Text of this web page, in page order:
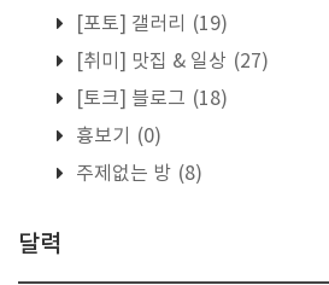
[포토] 갤러리
(19)
[취미] 맛집 & 일상 (27)
[토크] 블로그 (18)
흉보기
(0)
주제없는 방 (8)
달력